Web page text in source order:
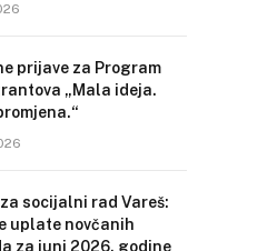
prijave za Program
„Mala ideja.
socijalni rad Vareš:
uplate novčanih
za juni 2026. godine